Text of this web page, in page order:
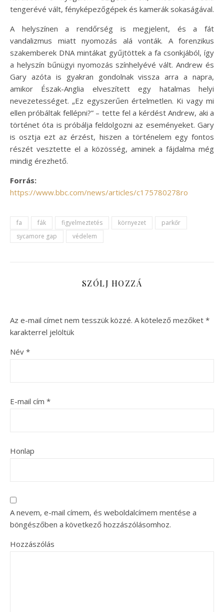
tengerévé vált, fényképezőgépek és kamerák sokaságával.
A helyszínen a rendőrség is megjelent, és a fát
vandalizmus miatt nyomozás alá vonták. A forenzikus
szakemberek DNA mintákat gyűjtöttek a fa csonkjából, így
a helyszín bűnügyi nyomozás színhelyévé vált. Andrew és
Gary azóta is gyakran gondolnak vissza arra a napra,
amikor Észak-Anglia elveszített egy hatalmas helyi
nevezetességet. „Ez egyszerűen értelmetlen. Ki vagy mi
ellen próbáltak fellépni?” – tette fel a kérdést Andrew, aki a
történet óta is próbálja feldolgozni az eseményeket. Gary
is osztja ezt az érzést, hiszen a történelem egy fontos
részét vesztette el a közösség, aminek a fájdalma még
mindig érezhető.
Forrás:
https://www.bbc.com/news/articles/c175780278ro
fa fák figyelmeztetés környezet
parkőr
sycamore gap
védelem
SZÓLJ HOZZÁ
Az e-mail címet nem tesszük közzé. A kötelező mezőket *
karakterrel jelöltük
Név *
E-mail cím *
Honlap
A nevem, e-mail címem, és weboldalcímem mentése a
böngészőben a következő hozzászólásomhoz.
Hozzászólás